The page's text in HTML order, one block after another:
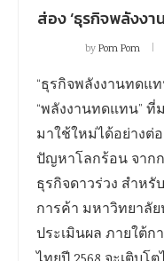
ส่อง ‘ธุรกิจพลังง
byPom Pom
“ธุรกิจพลังงานทดแท
“พลังงานทดแทน”
มาใช้ใหม่ได้อย่างต่
ปัญหาโลกร้อน จาก
ธุรกิจดาวร่วง สำหรั
การค้า มหาวิทยาลั
ประเมินผล ภายใต้